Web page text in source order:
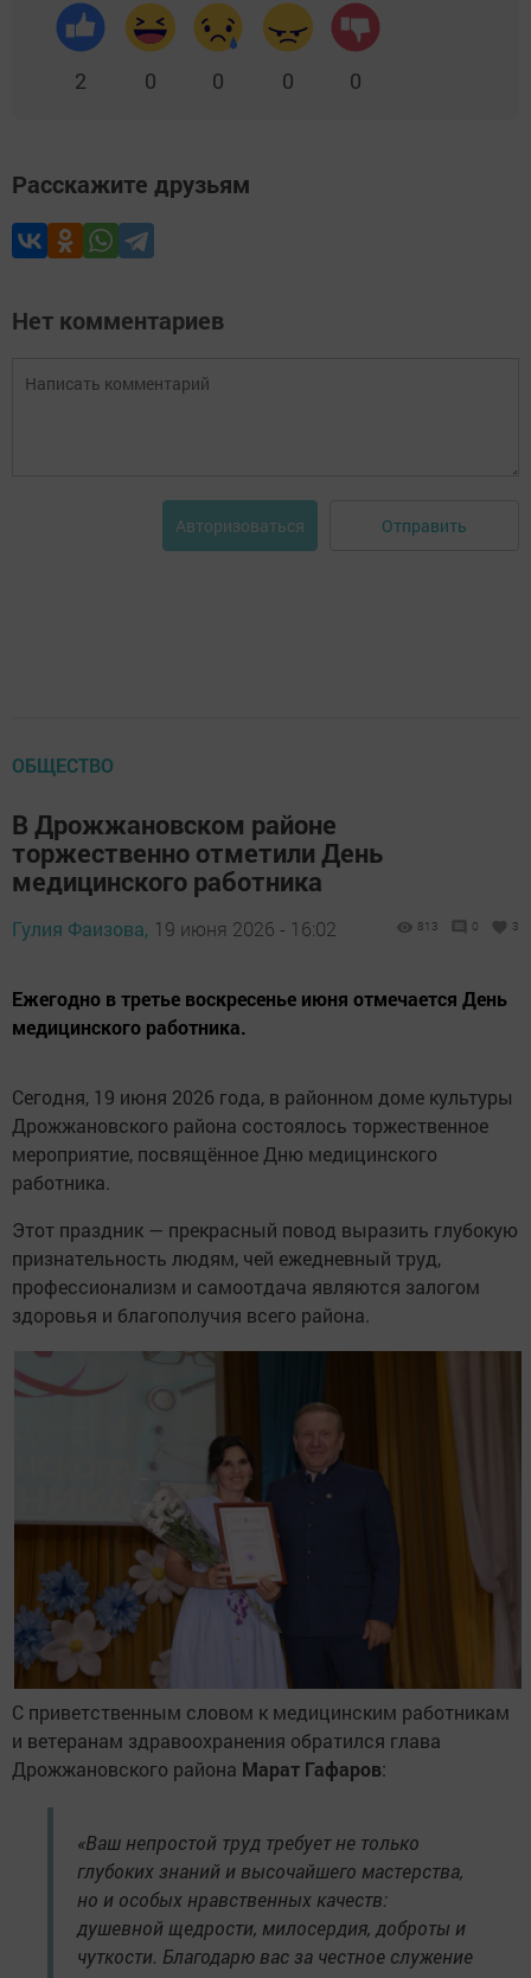
2 0 0 0 0
Расскажите друзьям
Нет комментариев
Авторизоваться Отправить
ОБЩЕСТВО
В Дрожжановском районе
торжественно отметили День
медицинского работника
Гулия Фаизова, 19 июня 2026 - 16:02 813 0 3
Ежегодно в третье воскресенье июня отмечается День
медицинского работника.
Сегодня, 19 июня 2026 года, в районном доме культуры
Дрожжановского района состоялось торжественное
мероприятие, посвящённое Дню медицинского
работника.
Этот праздник — прекрасный повод выразить глубокую
признательность людям, чей ежедневный труд,
профессионализм и самоотдача являются залогом
здоровья и благополучия всего района.
С приветственным словом к медицинским работникам
и ветеранам здравоохранения обратился глава
Дрожжановского района Марат Гафаров:
«Ваш непростой труд требует не только
глубоких знаний и высочайшего мастерства,
но и особых нравственных качеств:
душевной щедрости, милосердия, доброты и
чуткости. Благодарю вас за честное служение